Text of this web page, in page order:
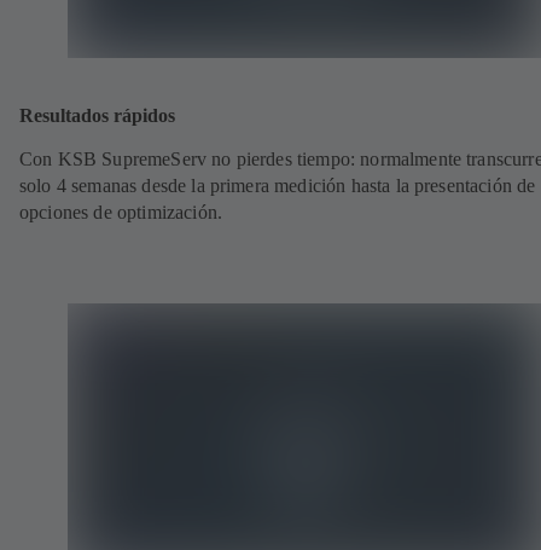
Resultados rápidos
Con KSB SupremeServ no pierdes tiempo: normalmente
solo 4 semanas desde la primera medición hasta la presentación de
opciones de optimización.